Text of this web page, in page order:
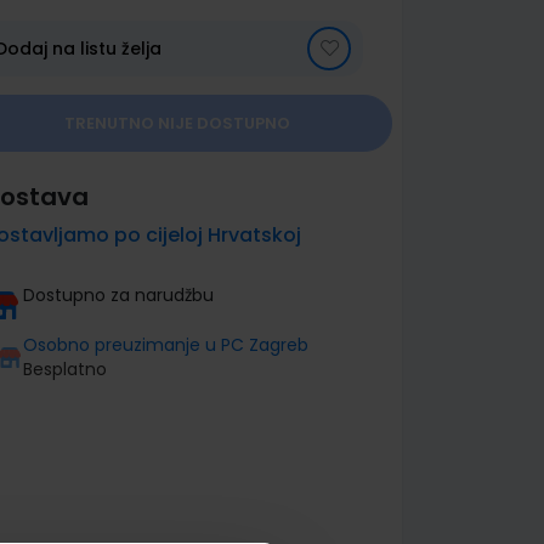
na listu želja
po cijeloj Hrvatskoj
Dostupno za narudžbu
Osobno preuzimanje u PC Zagreb
Besplatno